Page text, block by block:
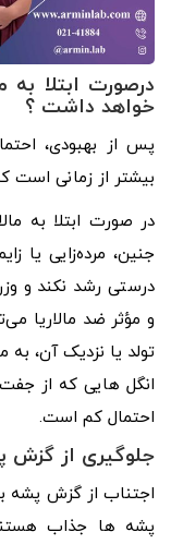
درصورت ابتلا به
خواهد داشت ؟
پس از بهبودی،
بیشتر از زمانی است
در صورت ابتلا به
جنین، مرده‌زایی یا
درستی رشد نکند و
و مؤثر ضد مالاریا
تولد یا نزدیک آن، به
انگل‌ هایی که از جفت
احتمال کم است.
جلوگیری از گزش
اجتناب از گزش پشه